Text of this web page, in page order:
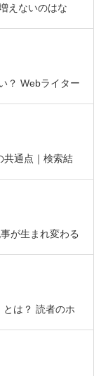
えないのはな
方
？ Webライター
」のす…
共通点｜検索結
が生まれ変わる
は？ 読者のホ